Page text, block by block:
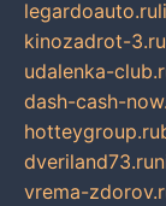
legardoauto.ru
kinozadrot-3.ru
udalenka-
dash-cash-
hotteygroup.ru
dveriland73.ru
vrema-